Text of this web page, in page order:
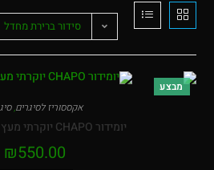
סידור ברירת מחדל
אקססוריז לסיגרים,סיגרים
₪